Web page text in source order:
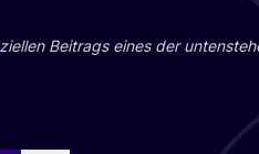
Bei­trags eines der